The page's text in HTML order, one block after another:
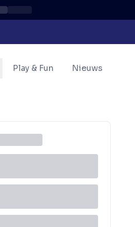
Play & Fun Nieuws